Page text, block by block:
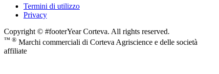
Termini di utilizzo
Privacy
Copyright © #footerYear Corteva. All rights reserved.
™ ® Marchi commerciali di Corteva Agriscience e delle società
affiliate